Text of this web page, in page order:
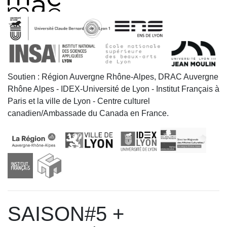
Soutien : Région Auvergne Rhône-Alpes, DRAC Auvergne
Rhône Alpes - IDEX-Université de Lyon - Institut Français à
Paris et la ville de Lyon - Centre culturel
canadien/Ambassade du Canada en France.
SAISON#5 +